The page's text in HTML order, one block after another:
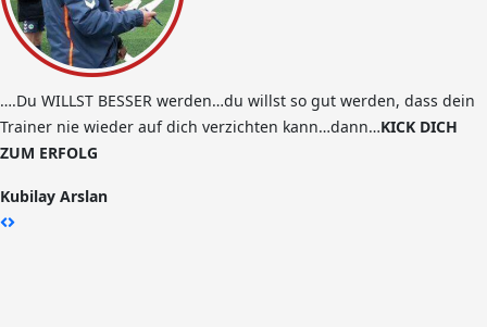
….Du WILLST BESSER werden…du willst so gut werden, dass dein
Trainer nie wieder auf dich verzichten kann…dann…KICK DICH
ZUM ERFOLG
Kubilay Arslan